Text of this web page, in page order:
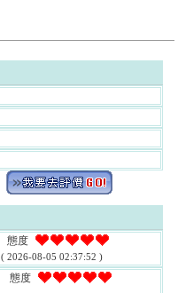
態度
( 2026-08-05 02:37:52 )
態度